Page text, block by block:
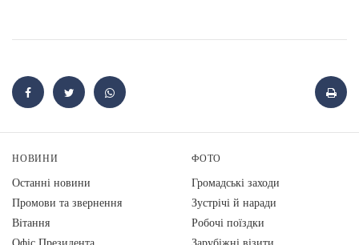
НОВИНИ
Останні новини
Промови та звернення
Вiтання
ФОТО
Громадські заходи
Зустрічі й наради
Робочі поїздки